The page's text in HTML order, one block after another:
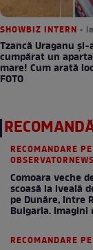
SHOWBIZ INTERN •
Tzancă Uraganu și-
cumpărat un
mare! Cum arată
FOTO
RECOMANDARE PE
Comoara veche
scoasă la iveală
pe Dunăre, între
Bulgaria. Imagini
RECOMANDARE